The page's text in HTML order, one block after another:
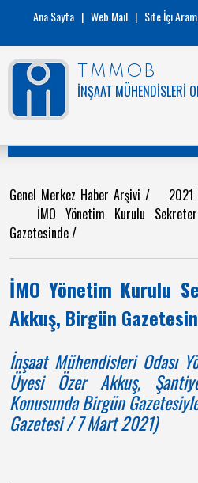
Ana Sayfa | Web Mail | Site İçi
TMMOB
İNŞAAT MÜHENDİSLERİ
Genel Merkez Haber Arşivi / 2021
İMO Yönetim Kurulu
Gazetesinde/
İMO Yönetim Kurulu
Akkuş, Birgün
İnşaat Mühendisleri Odası
Üyesi Özer Akkuş,
Konusunda Birgün
Gazetesi / 7 Mart 2021)